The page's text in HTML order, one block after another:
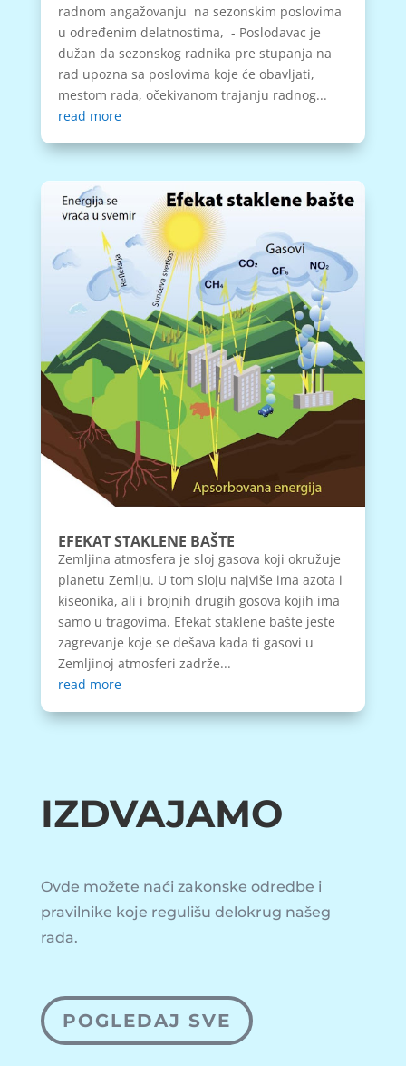
radnom angažovanju na sezonskim poslovima
u određenim delatnostima, - Poslodavac je
dužan da sezonskog radnika pre stupanja na
rad upozna sa poslovima koje će obavljati,
mestom rada, očekivanom trajanju radnog...
read more
EFEKAT STAKLENE BAŠTE
Zemljina atmosfera je sloj gasova koji okružuje
planetu Zemlju. U tom sloju najviše ima azota i
kiseonika, ali i brojnih drugih gosova kojih ima
samo u tragovima. Efekat staklene bašte jeste
zagrevanje koje se dešava kada ti gasovi u
Zemljinoj atmosferi zadrže...
read more
IZDVAJAMO
Ovde možete naći zakonske odredbe i
pravilnike koje regulišu delokrug našeg
rada.
POGLEDAJ SVE